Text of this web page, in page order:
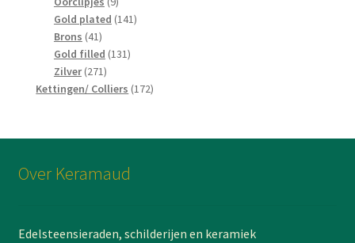
producten
Gold plated 141141
Brons 4141
producten
Gold filled 131131
Zilver 271271
producten
Kettingen/ Colliers 172172
Over Keramaud
Edelsteensieraden, schilderijen en keramiek